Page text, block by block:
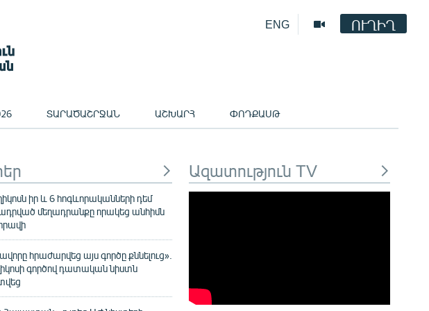
ENG ՈՒՂԻՂ
ՏԱՐԱԾԱՇՐՋԱՆ ԱՇԽԱՐՀ ՓՈԴՔԱՍԹ
իր և 6 հոգևորականների դեմ
մեղադրանքը որակեց անհիմն
հրաժարվեց այս գործը քննելուց».
գործով դատական նիստն
Ազատություն TV